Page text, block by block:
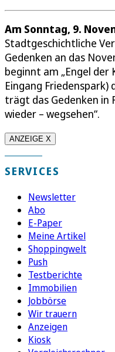
Am Sonntag, 9.
Stadtgeschichtliche
Gedenken an das
beginnt am „Engel
Eingang Friedenspark)
trägt das Gedenken in
wieder – wegsehen“.
ANZEIGE X
SERVICES
Newsletter
Abo
E-Paper
Meine Artikel
Shoppingwelt
Push
Testberichte
Immobilien
Jobbörse
Wir trauern
Anzeigen
Kiosk